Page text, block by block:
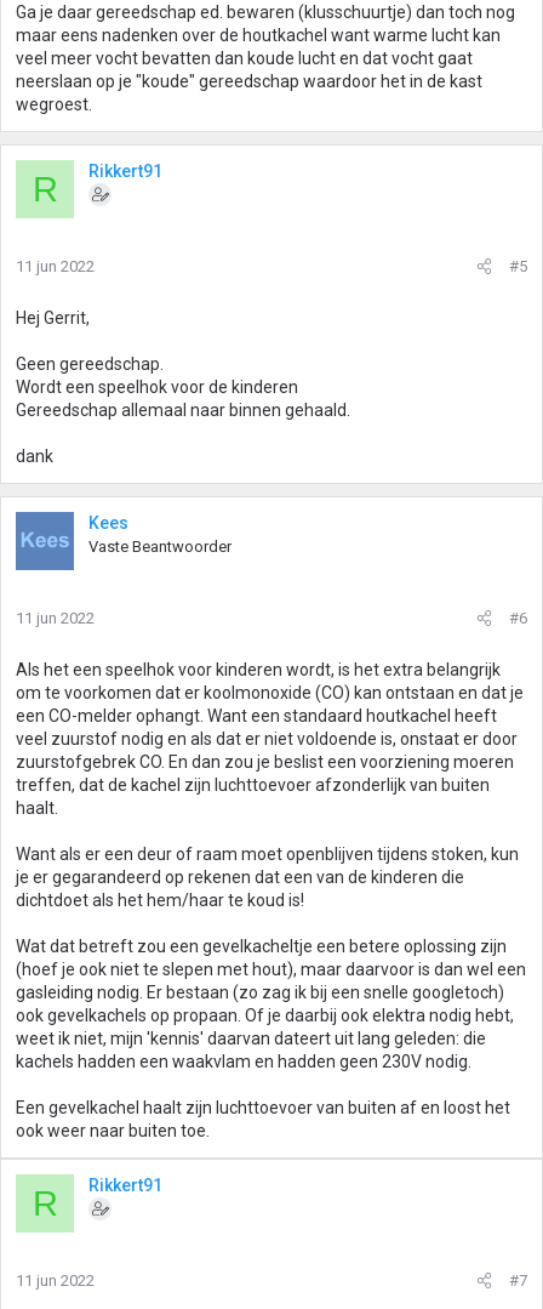
Ga je daar gereedschap ed. bewaren (klusschuurtje) dan toch nog
maar eens nadenken over de houtkachel want warme lucht kan
veel meer vocht bevatten dan koude lucht en dat vocht gaat
neerslaan op je "koude" gereedschap waardoor het in de kast
wegroest.
R Rikkert91
11 jun 2022 #5
Hej Gerrit,
Geen gereedschap.
Wordt een speelhok voor de kinderen
Gereedschap allemaal naar binnen gehaald.
dank
Kees
Vaste Beantwoorder
11 jun 2022 #6
Als het een speelhok voor kinderen wordt, is het extra belangrijk
om te voorkomen dat er koolmonoxide (CO) kan ontstaan en dat je
een CO-melder ophangt. Want een standaard houtkachel heeft
veel zuurstof nodig en als dat er niet voldoende is, onstaat er door
zuurstofgebrek CO. En dan zou je beslist een voorziening moeren
treffen, dat de kachel zijn luchttoevoer afzonderlijk van buiten
haalt.
Want als er een deur of raam moet openblijven tijdens stoken, kun
je er gegarandeerd op rekenen dat een van de kinderen die
dichtdoet als het hem/haar te koud is!
Wat dat betreft zou een gevelkacheltje een betere oplossing zijn
(hoef je ook niet te slepen met hout), maar daarvoor is dan wel een
gasleiding nodig. Er bestaan (zo zag ik bij een snelle googletoch)
ook gevelkachels op propaan. Of je daarbij ook elektra nodig hebt,
weet ik niet, mijn 'kennis' daarvan dateert uit lang geleden: die
kachels hadden een waakvlam en hadden geen 230V nodig.
Een gevelkachel haalt zijn luchttoevoer van buiten af en loost het
ook weer naar buiten toe.
R Rikkert91
11 jun 2022 #7